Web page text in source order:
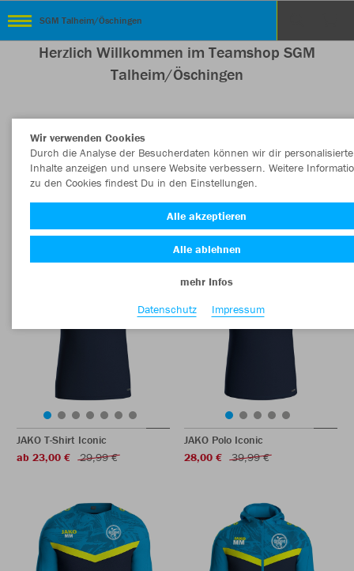
SGM Talheim/Öschingen
Herzlich Willkommen im Teamshop SGM
Talheim/Öschingen
Nachhaltig Farbe
JAKO T-Shirt Iconic
ab 23,00 €
29,99 €
JAKO Polo Iconic
28,00 €
39,99 €
Wir verwenden Cookies
Durch die Analyse der Besucherdaten können wir dir personalisierte
Inhalte anzeigen und unsere Website verbessern. Weitere
zu den Cookies findest Du in den Einstellungen.
Alle akzeptieren
Alle ablehnen
mehr Infos
Datenschutz
Impressum